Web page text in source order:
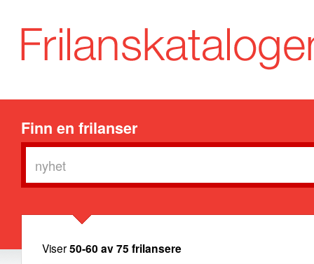
Finn en frilanser
Viser50-60 av 75 frilansere